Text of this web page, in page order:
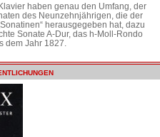
haben genau den Umfang, der
des Neunzehnjährigen, die der
herausgegeben hat, dazu
Sonate A-Dur, das h-Moll-Rondo
dem Jahr 1827.